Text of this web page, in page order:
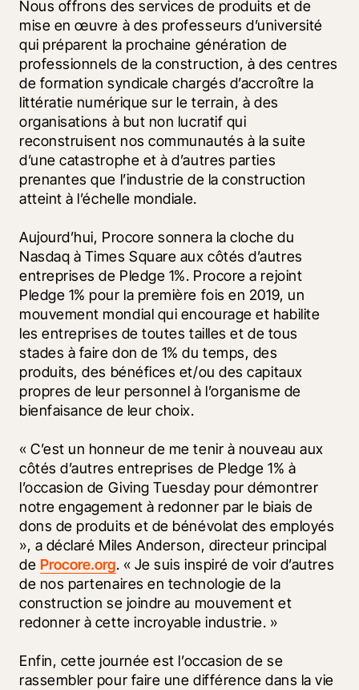
Nous offrons des services de produits et de
mise en œuvre à des professeurs d’université
qui préparent la prochaine génération de
professionnels de la construction, à des centres
de formation syndicale chargés d’accroître la
littératie numérique sur le terrain, à des
organisations à but non lucratif qui
reconstruisent nos communautés à la suite
d’une catastrophe et à d’autres parties
prenantes que l’industrie de la construction
atteint à l’échelle mondiale.
Aujourd’hui, Procore sonnera la cloche du
Nasdaq à Times Square aux côtés d’autres
entreprises de Pledge 1%. Procore a rejoint
Pledge 1% pour la première fois en 2019, un
mouvement mondial qui encourage et habilite
les entreprises de toutes tailles et de tous
stades à faire don de 1% du temps, des
produits, des bénéfices et/ou des capitaux
propres de leur personnel à l’organisme de
bienfaisance de leur choix.
« C’est un honneur de me tenir à nouveau aux
côtés d’autres entreprises de Pledge 1% à
l’occasion de Giving Tuesday pour démontrer
notre engagement à redonner par le biais de
dons de produits et de bénévolat des employés
», a déclaré Miles Anderson, directeur principal
de Procore.org. « Je suis inspiré de voir d’autres
de nos partenaires en technologie de la
construction se joindre au mouvement et
redonner à cette incroyable industrie. »
Enfin, cette journée est l’occasion de se
rassembler pour faire une différence dans la vie